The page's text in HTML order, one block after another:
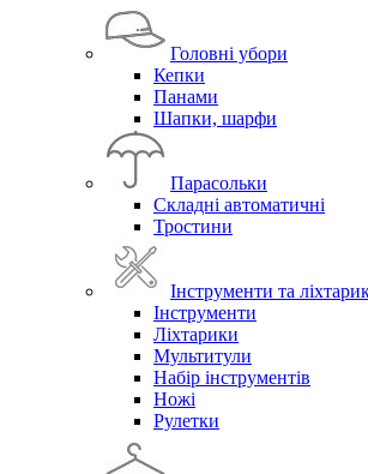
Головні убори
Кепки
Панами
Шапки, шарфи
Парасольки
Складні автоматичні
Тростини
Інструменти та
Інструменти
Ліхтарики
Мультитули
Набір інструментів
Ножі
Рулетки